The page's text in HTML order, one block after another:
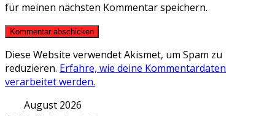
für meinen nächsten Kommentar speichern.
Diese Website verwendet Akismet, um Spam zu
reduzieren. Erfahre, wie deine Kommentardaten
verarbeitet werden.
August 2026